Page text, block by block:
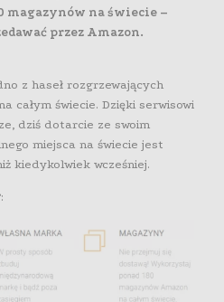
magazynów na świecie –
przez Amazon.
z haseł rozgrzewających
całym świecie. Dzięki serwisowi
dziś dotarcie ze swoim
miejsca na świecie jest
kiedykolwiek wcześniej.